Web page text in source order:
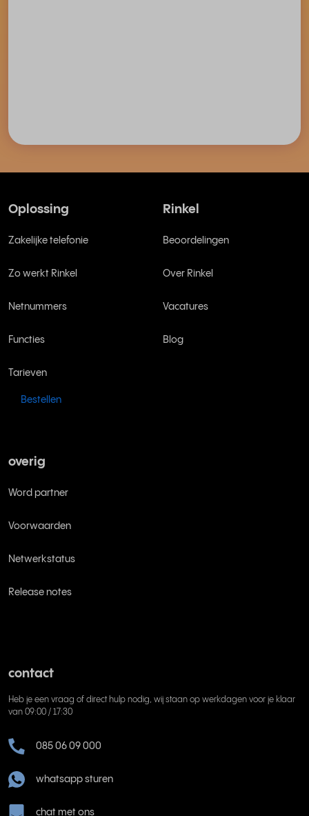
Oplossing
Zakelijke telefonie
Zo werkt Rinkel
Netnummers
Functies
Tarieven
Bestellen
Rinkel
Beoordelingen
Over Rinkel
Vacatures
Blog
overig
Word partner
Voorwaarden
Netwerkstatus
Release notes
contact
Heb je een vraag of direct hulp nodig, wij staan op werkdagen voor je klaar
van 09:00 / 17:30
085 06 09 000
whatsapp sturen
chat met ons